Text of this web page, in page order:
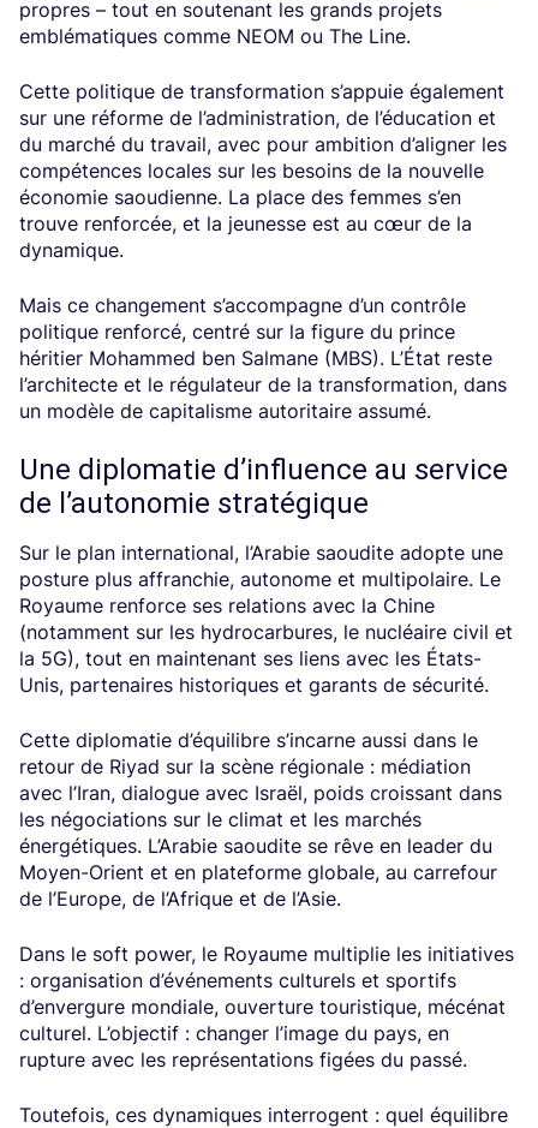
propres – tout en soutenant les grands projets
emblématiques comme NEOM ou The Line.
Cette politique de transformation s’appuie également
sur une réforme de l’administration, de l’éducation et
du marché du travail, avec pour ambition d’aligner les
compétences locales sur les besoins de la nouvelle
économie saoudienne. La place des femmes s’en
trouve renforcée, et la jeunesse est au cœur de la
dynamique.
Mais ce changement s’accompagne d’un contrôle
politique renforcé, centré sur la figure du prince
héritier Mohammed ben Salmane (MBS). L’État reste
l’architecte et le régulateur de la transformation, dans
un modèle de capitalisme autoritaire assumé.
Une diplomatie d’influence au service
de l’autonomie stratégique
Sur le plan international, l’Arabie saoudite adopte une
posture plus affranchie, autonome et multipolaire. Le
Royaume renforce ses relations avec la Chine
(notamment sur les hydrocarbures, le nucléaire civil et
la 5G), tout en maintenant ses liens avec les États-
Unis, partenaires historiques et garants de sécurité.
Cette diplomatie d’équilibre s’incarne aussi dans le
retour de Riyad sur la scène régionale : médiation
avec l’Iran, dialogue avec Israël, poids croissant dans
les négociations sur le climat et les marchés
énergétiques. L’Arabie saoudite se rêve en leader du
Moyen-Orient et en plateforme globale, au carrefour
de l’Europe, de l’Afrique et de l’Asie.
Dans le soft power, le Royaume multiplie les initiatives
: organisation d’événements culturels et sportifs
d’envergure mondiale, ouverture touristique, mécénat
culturel. L’objectif : changer l’image du pays, en
rupture avec les représentations figées du passé.
Toutefois, ces dynamiques interrogent : quel équilibre